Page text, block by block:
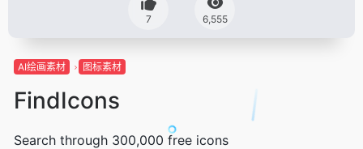
7 6,555
AI绘画素材 图标素材
FindIcons
Search through 300,000 free icons